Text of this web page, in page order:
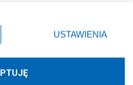
ustawień prywatności
rogu strony
nie wymagają zgody
sprzeciwić się takiemu
miały zastosowania tylko
USTAWIENIA